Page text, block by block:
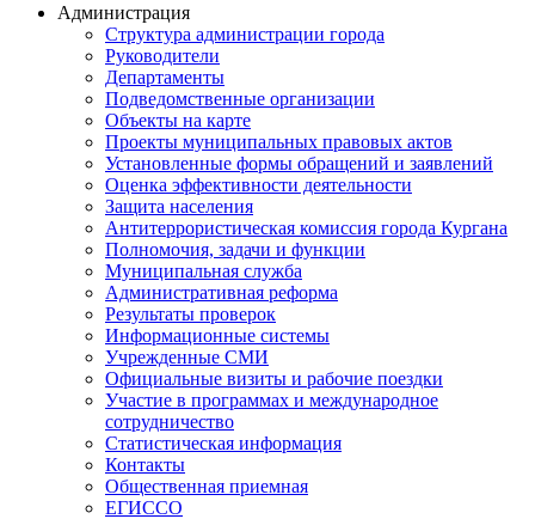
Администрация
Структура администрации города
Руководители
Департаменты
Подведомственные организации
Объекты на карте
Проекты муниципальных правовых актов
Установленные формы обращений и заявлений
Оценка эффективности деятельности
Защита населения
Антитеррористическая комиссия города Кургана
Полномочия, задачи и функции
Муниципальная служба
Административная реформа
Результаты проверок
Информационные системы
Учрежденные СМИ
Официальные визиты и рабочие поездки
Участие в программах и международное
сотрудничество
Статистическая информация
Контакты
Общественная приемная
ЕГИССО